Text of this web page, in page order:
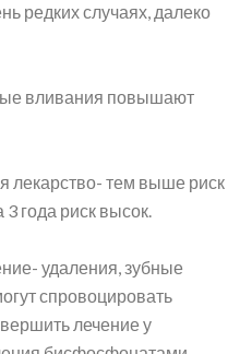
редких случаях, далеко
вливания повышают
лекарство- тем выше риск
года риск высок.
удаления, зубные
спровоцировать
лечение у